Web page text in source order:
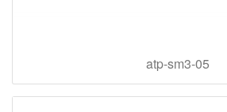
atp-sm3-05